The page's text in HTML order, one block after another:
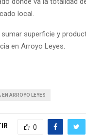
local.
sumar superficie y
en Arroyo Leyes.
ARROYO LEYES
0